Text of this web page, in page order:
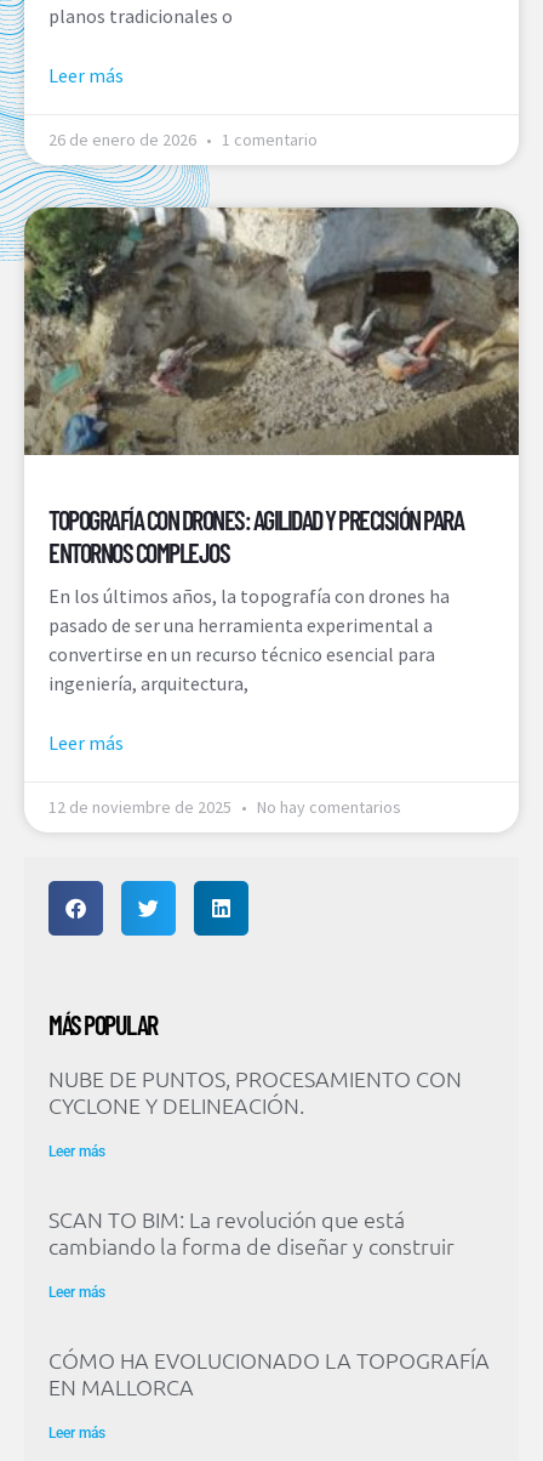
planos tradicionales o
Leer más
26 de enero de 2026 1 comentario
TOPOGRAFÍA CON DRONES: AGILIDAD Y PRECISIÓN PARA
ENTORNOS COMPLEJOS
En los últimos años, la topografía con drones ha
pasado de ser una herramienta experimental a
convertirse en un recurso técnico esencial para
ingeniería, arquitectura,
Leer más
12 de noviembre de 2025 No hay comentarios
MÁS POPULAR
NUBE DE PUNTOS, PROCESAMIENTO CON
CYCLONE Y DELINEACIÓN.
Leer más
SCAN TO BIM: La revolución que está
cambiando la forma de diseñar y construir
Leer más
CÓMO HA EVOLUCIONADO LA TOPOGRAFÍA
EN MALLORCA
Leer más